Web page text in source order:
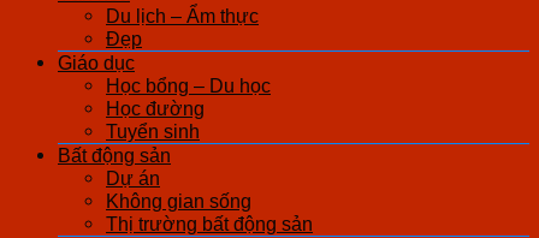
Du lịch – Ẩm thực
Đẹp
Giáo dục
Học bổng – Du học
Học đường
Tuyển sinh
Bất động sản
Dự án
Không gian sống
Thị trường bất động sản